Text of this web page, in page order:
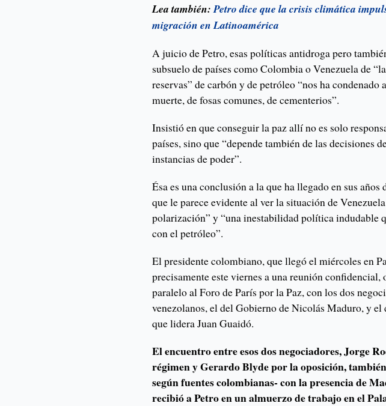
Lea también:Petro dice que la crisis climática
migración en Latinoamérica
A juicio de Petro, esas políticas antidroga pero
subsuelo de países como Colombia o Venezuela de
reservas” de carbón y de petróleo “nos ha condenado
muerte, de fosas comunes, de cementerios”.
Insistió en que conseguir la paz allí no es solo
países, sino que “depende también de las decisiones
instancias de poder”.
Ésa es una conclusión a la que ha llegado en sus
que le parece evidente al ver la situación de
polarización” y “una inestabilidad política indudable
con el petróleo”.
El presidente colombiano, que llegó el miércoles en
precisamente este viernes a una reunión confidencial,
paralelo al Foro de París por la Paz, con los dos
venezolanos, el del Gobierno de Nicolás Maduro, y el
que lidera Juan Guaidó.
El encuentro entre esos dos negociadores, Jorge
régimen y Gerardo Blyde por la oposición,
según fuentes colombianas- con la presencia de
recibió a Petro en un almuerzo de trabajo en el